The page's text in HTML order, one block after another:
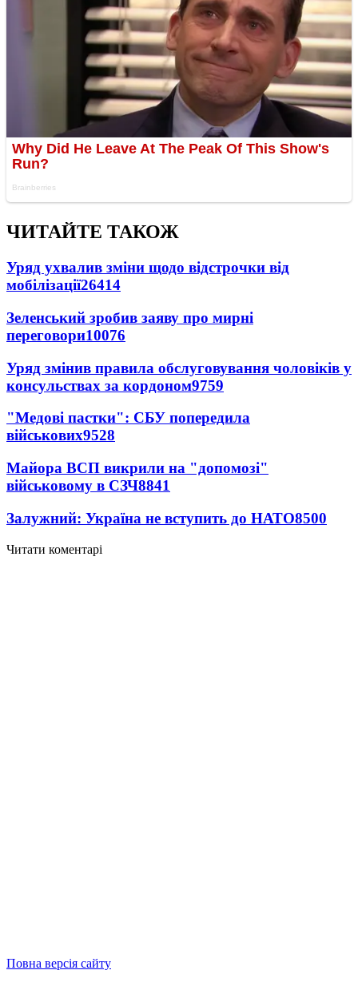
ЧИТАЙТЕ ТАКОЖ
Уряд ухвалив зміни щодо відстрочки від
мобілізації26414
Зеленський зробив заяву про мирні
переговори10076
Уряд змінив правила обслуговування чоловіків у
консульствах за кордоном9759
"Медові пастки": СБУ попередила
військових9528
Майора ВСП викрили на "допомозі"
військовому в СЗЧ8841
Залужний: Україна не вступить до НАТО8500
Читати коментарі
Повна версія сайту